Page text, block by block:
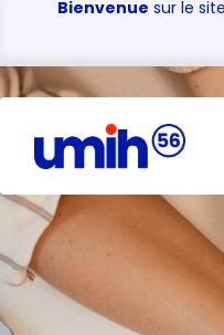
Bienvenue sur le